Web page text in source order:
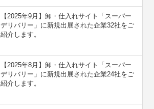
【2025年9月】卸・仕入れサイト「スーパー
デリバリー」に新規出展された企業32社をご
紹介します。
【2025年8月】卸・仕入れサイト「スーパー
デリバリー」に新規出展された企業24社をご
紹介します。